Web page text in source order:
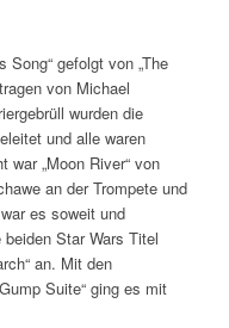
gefolgt von „The
von Michael
wurden die
und alle waren
„Moon River“ von
an der Trompete und
es soweit und
Star Wars Titel
an. Mit den
Suite“ ging es mit